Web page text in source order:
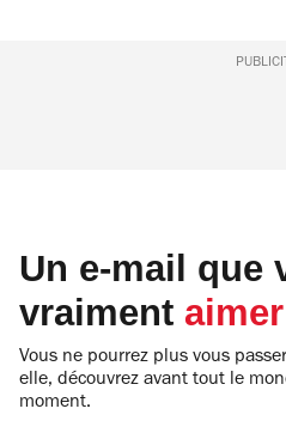
Un e-mail que
vraiment aimer
Vous ne pourrez plus vous
elle, découvrez avant tout le
moment.